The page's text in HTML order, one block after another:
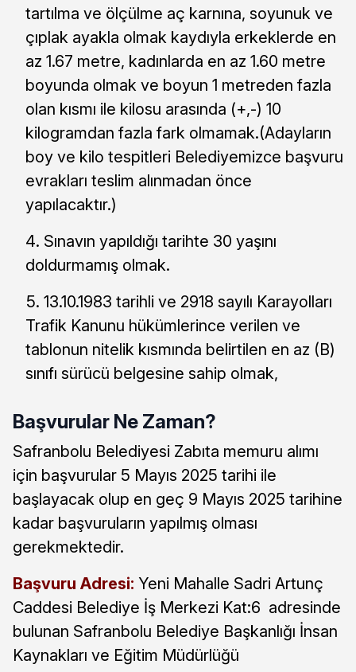
tartılma ve ölçülme aç karnına, soyunuk ve
çıplak ayakla olmak kaydıyla erkeklerde en
az 1.67 metre, kadınlarda en az 1.60 metre
boyunda olmak ve boyun 1 metreden fazla
olan kısmı ile kilosu arasında (+,-) 10
kilogramdan fazla fark olmamak.(Adayların
boy ve kilo tespitleri Belediyemizce başvuru
evrakları teslim alınmadan önce
yapılacaktır.)
Sınavın yapıldığı tarihte 30 yaşını
doldurmamış olmak.
13.10.1983 tarihli ve 2918 sayılı Karayolları
Trafik Kanunu hükümlerince verilen ve
tablonun nitelik kısmında belirtilen en az (B)
sınıfı sürücü belgesine sahip olmak,
Başvurular Ne Zaman?
Safranbolu Belediyesi Zabıta memuru alımı
için başvurular 5 Mayıs 2025 tarihi ile
başlayacak olup en geç 9 Mayıs 2025 tarihine
kadar başvuruların yapılmış olması
gerekmektedir.
Başvuru Adresi: Yeni Mahalle Sadri Artunç
Caddesi Belediye İş Merkezi Kat:6 adresinde
bulunan Safranbolu Belediye Başkanlığı İnsan
Kaynakları ve Eğitim Müdürlüğü